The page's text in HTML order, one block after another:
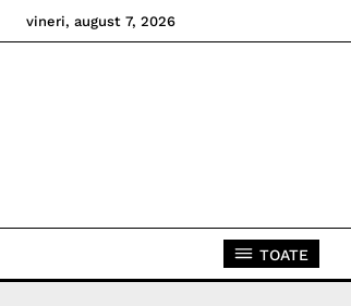
vineri, august 7, 2026
TOATE